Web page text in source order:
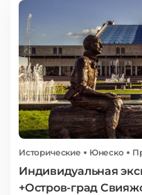
Исторические Юнеско
Индивидуальная
+Остров-град